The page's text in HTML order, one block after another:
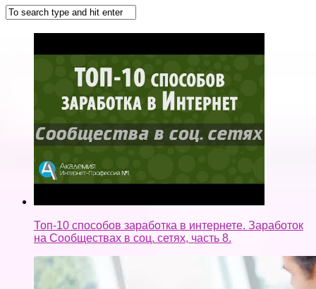
Топ-10 способов заработка в интернете. Заработок
на Сообществах в соц. сетях, часть 8.